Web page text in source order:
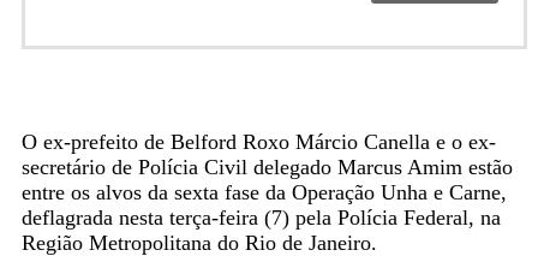
O ex-prefeito de Belford Roxo Márcio Canella e o ex-
secretário de Polícia Civil delegado Marcus Amim estão
entre os alvos da sexta fase da Operação Unha e Carne,
deflagrada nesta terça-feira (7) pela Polícia Federal, na
Região Metropolitana do Rio de Janeiro.